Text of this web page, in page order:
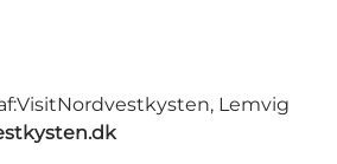
VisitNordvestkysten, Lemvig